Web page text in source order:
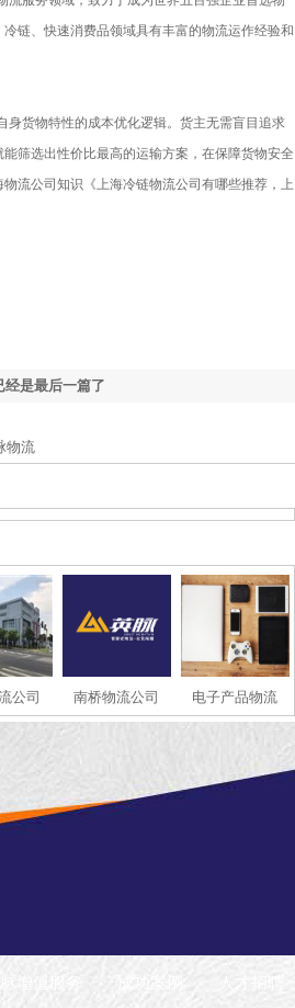
链、快速消费品领域具有丰富的物流运作经验和
货物特性的成本优化逻辑。货主无需盲目追求
筛选出性价比最高的运输方案，在保障货物安全
流公司知识《上海冷链物流公司有哪些推荐，上
经是最后一篇了
物流
公司 南桥物流公司 电子产品物流
脉增值服务 成功案例